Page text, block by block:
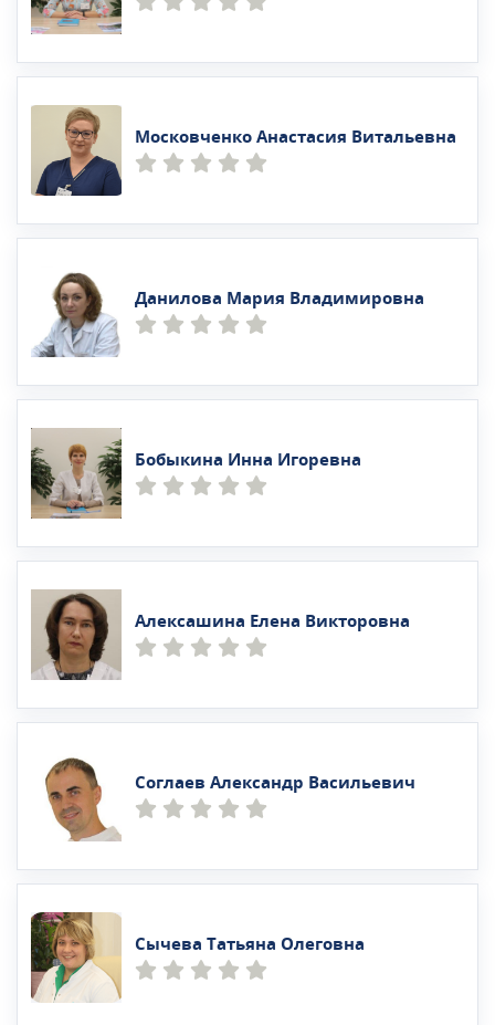
Московченко Анастасия Витальевна
Данилова Мария Владимировна
Бобыкина Инна Игоревна
Алексашина Елена Викторовна
Соглаев Александр Васильевич
Сычева Татьяна Олеговна